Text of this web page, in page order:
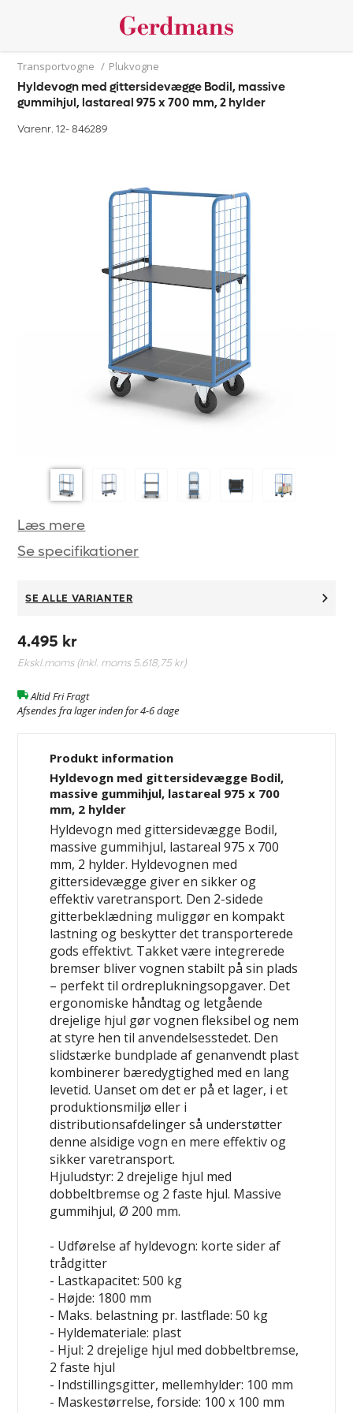
Transportvogne / Plukvogne
Hyldevogn med gittersidevægge Bodil, massive
gummihjul, lastareal 975 x 700 mm, 2 hylder
Varenr. 12-846289
Læs mere
Se specifikationer
SE ALLE VARIANTER
4.495 kr
Ekskl.moms (Inkl. moms5.618,75 kr)
Altid Fri Fragt
Afsendes fra lager inden for 4-6 dage
Produkt information
Hyldevogn med gittersidevægge Bodil,
massive gummihjul, lastareal 975 x 700
mm, 2 hylder
Hyldevogn med gittersidevægge Bodil,
massive gummihjul, lastareal 975 x 700
mm, 2 hylder. Hyldevognen med
gittersidevægge giver en sikker og
effektiv varetransport. Den 2-sidede
gitterbeklædning muliggør en kompakt
lastning og beskytter det transporterede
gods effektivt. Takket være integrerede
bremser bliver vognen stabilt på sin plads
– perfekt til ordreplukningsopgaver. Det
ergonomiske håndtag og letgående
drejelige hjul gør vognen fleksibel og nem
at styre hen til anvendelsesstedet. Den
slidstærke bundplade af genanvendt plast
kombinerer bæredygtighed med en lang
levetid. Uanset om det er på et lager, i et
produktionsmiljø eller i
distributionsafdelinger så understøtter
denne alsidige vogn en mere effektiv og
sikker varetransport.
Hjuludstyr: 2 drejelige hjul med
dobbeltbremse og 2 faste hjul. Massive
gummihjul, Ø 200 mm.
- Udførelse af hyldevogn: korte sider af
trådgitter
- Lastkapacitet: 500 kg
- Højde: 1800 mm
- Maks. belastning pr. lastflade: 50 kg
- Hyldemateriale: plast
- Hjul: 2 drejelige hjul med dobbeltbremse,
2 faste hjul
- Indstillingsgitter, mellemhylder: 100 mm
- Maskestørrelse, forside: 100 x 100 mm